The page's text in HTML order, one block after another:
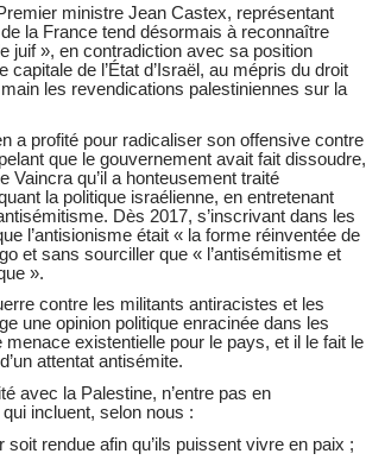
ministre Jean Castex, représentant
la France tend désormais à reconnaître
juif », en contradiction avec sa position
de l’État d’Israël, au mépris du droit
les revendications palestiniennes sur la
a profité pour radicaliser son offensive contre
que le gouvernement avait fait dissoudre,
Vaincra qu’il a honteusement traité
la politique israélienne, en entretenant
Dès 2017, s’inscrivant dans les
l’antisionisme était « la forme réinventée de
et sans sourciller que « l’antisémitisme et
».
contre les militants antiracistes et les
une opinion politique enracinée dans les
menace existentielle pour le pays, et il le fait le
attentat antisémite.
avec la Palestine, n’entre pas en
incluent, selon nous :
rendue afin qu’ils puissent vivre en paix ;